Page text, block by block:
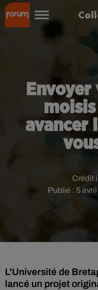
avancer
Publié : 5
Crédit
L'Université de
lancé un projet